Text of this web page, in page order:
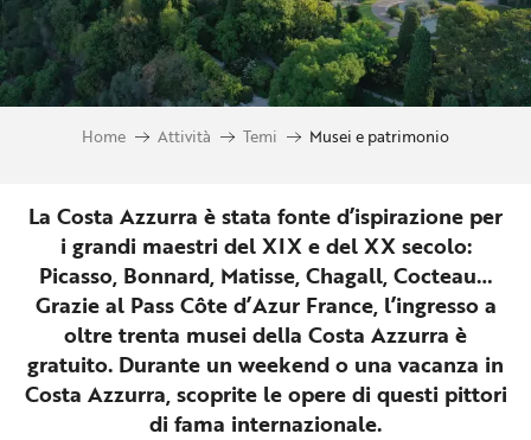
Home Attività Temi Musei e patrimonio
La Costa Azzurra è stata fonte d’ispirazione per
i grandi maestri del XIX e del XX secolo:
Picasso, Bonnard, Matisse, Chagall, Cocteau…
Grazie al Pass Côte d’Azur France, l’ingresso a
oltre trenta musei della Costa Azzurra è
gratuito. Durante un weekend o una vacanza in
Costa Azzurra, scoprite le opere di questi pittori
di fama internazionale.